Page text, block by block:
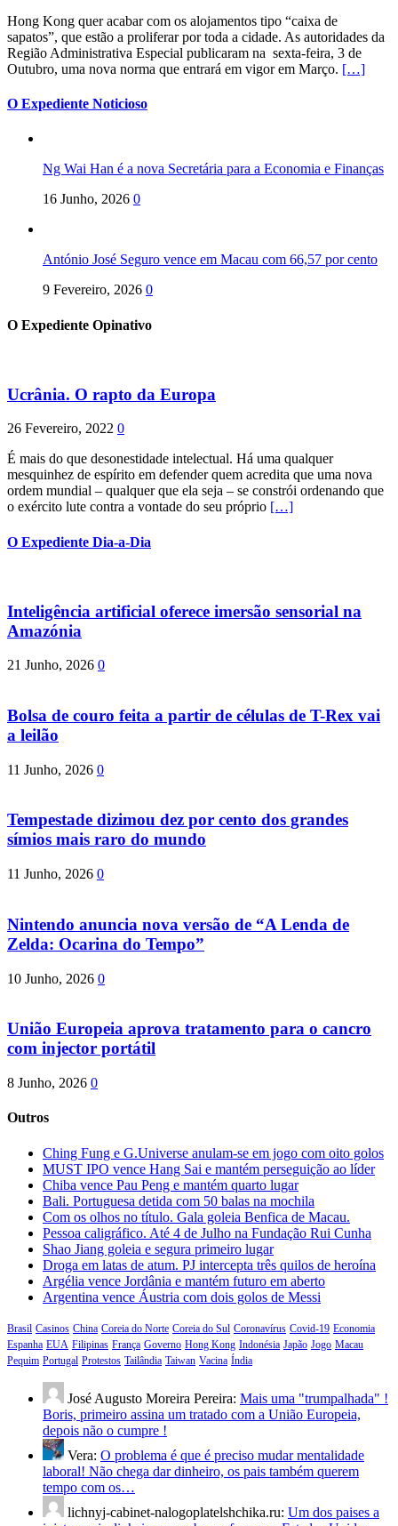
Hong Kong quer acabar com os alojamentos tipo “caixa de
sapatos”, que estão a proliferar por toda a cidade. As autoridades da
Região Administrativa Especial publicaram na sexta-feira, 3 de
Outubro, uma nova norma que entrará em vigor em Março. […]
O Expediente Noticioso
Ng Wai Han é a nova Secretária para a Economia e Finanças
16 Junho, 2026 0
António José Seguro vence em Macau com 66,57 por cento
9 Fevereiro, 2026 0
O Expediente Opinativo
Ucrânia. O rapto da Europa
26 Fevereiro, 2022 0
É mais do que desonestidade intelectual. Há uma qualquer
mesquinhez de espírito em defender quem acredita que uma nova
ordem mundial – qualquer que ela seja – se constrói ordenando que
o exército lute contra a vontade do seu próprio […]
O Expediente Dia-a-Dia
Inteligência artificial oferece imersão sensorial na
Amazónia
21 Junho, 2026 0
Bolsa de couro feita a partir de células de T-Rex vai
a leilão
11 Junho, 2026 0
Tempestade dizimou dez por cento dos grandes
símios mais raro do mundo
11 Junho, 2026 0
Nintendo anuncia nova versão de “A Lenda de
Zelda: Ocarina do Tempo”
10 Junho, 2026 0
União Europeia aprova tratamento para o cancro
com injector portátil
8 Junho, 2026 0
Outros
Ching Fung e G.Universe anulam-se em jogo com oito golos
MUST IPO vence Hang Sai e mantém perseguição ao líder
Chiba vence Pau Peng e mantém quarto lugar
Bali. Portuguesa detida com 50 balas na mochila
Com os olhos no título. Gala goleia Benfica de Macau.
Pessoa caligráfico. Até 4 de Julho na Fundação Rui Cunha
Shao Jiang goleia e segura primeiro lugar
Droga em latas de atum. PJ intercepta três quilos de heroína
Argélia vence Jordânia e mantém futuro em aberto
Argentina vence Áustria com dois golos de Messi
Brasil Casinos China Coreia do Norte Coreia do Sul Coronavírus Covid-19 Economia
Espanha EUA Filipinas França Governo Hong Kong Indonésia Japão Jogo Macau
Pequim Portugal Protestos Tailândia Taiwan Vacina Índia
José Augusto Moreira Pereira: Mais uma "trumpalhada" !
Boris, primeiro assina um tratado com a União Europeia,
depois não o cumpre !
Vera: O problema é que é preciso mudar mentalidade
laboral! Não chega dar dinheiro, os pais também querem
tempo com os…
lichnyj-cabinet-nalogoplatelshchika.ru: Um dos paises a